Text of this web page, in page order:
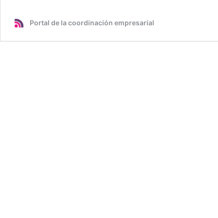
Portal de la coordinación empresarial